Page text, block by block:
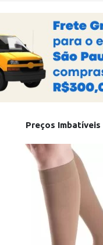
Preços Imbatíveis